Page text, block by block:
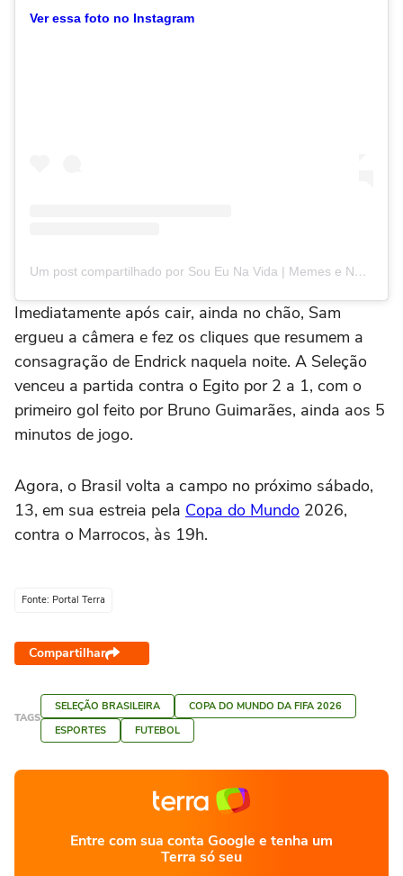
Ver essa foto no Instagram
Um post compartilhado por Sou Eu Na Vida | Memes e Notícias (@soueunavida)
Imediatamente após cair, ainda no chão, Sam
ergueu a câmera e fez os cliques que resumem a
consagração de Endrick naquela noite. A Seleção
venceu a partida contra o Egito por 2 a 1, com o
primeiro gol feito por Bruno Guimarães, ainda aos 5
minutos de jogo.
Agora, o Brasil volta a campo no próximo sábado,
13, em sua estreia pela Copa do Mundo 2026,
contra o Marrocos, às 19h.
Fonte: Portal Terra
Compartilhar
TAGS
SELEÇÃO BRASILEIRA
COPA DO MUNDO DA FIFA 2026
ESPORTES
FUTEBOL
Entre com sua conta Google e tenha um
Terra só seu